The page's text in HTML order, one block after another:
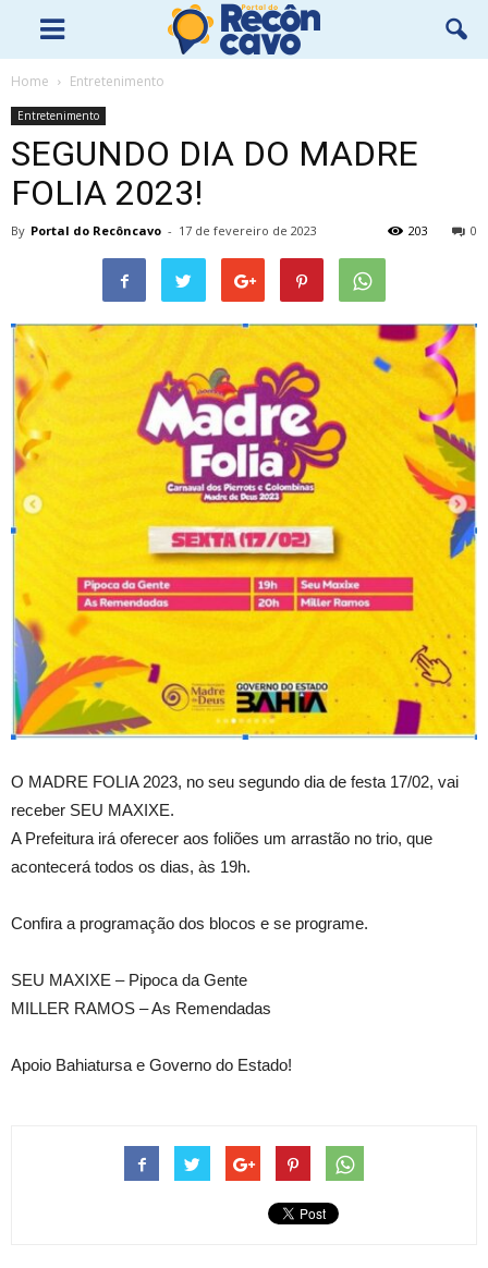
Home Entretenimento
Entretenimento
SEGUNDO DIA DO MADRE
FOLIA 2023!
By Portal do Recôncavo - 17 de fevereiro de 2023 0
203
O MADRE FOLIA 2023, no seu segundo dia de festa 17/02, vai
receber SEU MAXIXE.
A Prefeitura irá oferecer aos foliões um arrastão no trio, que
acontecerá todos os dias, às 19h.
Confira a programação dos blocos e se programe.
SEU MAXIXE – Pipoca da Gente
MILLER RAMOS – As Remendadas
Apoio Bahiatursa e Governo do Estado!